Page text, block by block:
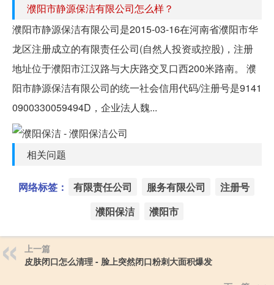
濮阳市静源保洁有限公司怎么样？
濮阳市静源保洁有限公司是2015-03-16在河南省濮阳市华
龙区注册成立的有限责任公司(自然人投资或控股)，注册
地址位于濮阳市江汉路与大庆路交叉口西200米路南。 濮
阳市静源保洁有限公司的统一社会信用代码/注册号是9141
0900330059494D，企业法人魏...
相关问题
网络标签： 有限责任公司 服务有限公司
注册号
濮阳保洁
濮阳市
上一篇
皮肤闭口怎么清理 - 脸上突然闭口粉刺大面积爆发